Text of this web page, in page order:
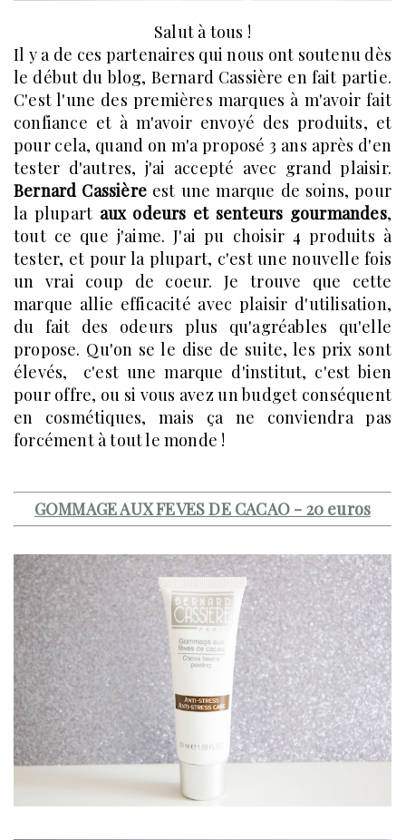
Salut à tous !
Il y a de ces partenaires qui nous ont soutenu dès
le début du blog, Bernard Cassière en fait partie.
C'est l'une des premières marques à m'avoir fait
confiance et à m'avoir envoyé des produits, et
pour cela, quand on m'a proposé 3 ans après d'en
tester d'autres, j'ai accepté avec grand plaisir.
Bernard Cassière est une marque de soins, pour
la plupart aux odeurs et senteurs gourmandes,
tout ce que j'aime. J'ai pu choisir 4 produits à
tester, et pour la plupart, c'est une nouvelle fois
un vrai coup de coeur. Je trouve que cette
marque allie efficacité avec plaisir d'utilisation,
du fait des odeurs plus qu'agréables qu'elle
propose. Qu'on se le dise de suite, les prix sont
élevés, c'est une marque d'institut, c'est bien
pour offre, ou si vous avez un budget conséquent
en cosmétiques, mais ça ne conviendra pas
forcément à tout le monde !
GOMMAGE AUX FEVES DE CACAO - 20 euros